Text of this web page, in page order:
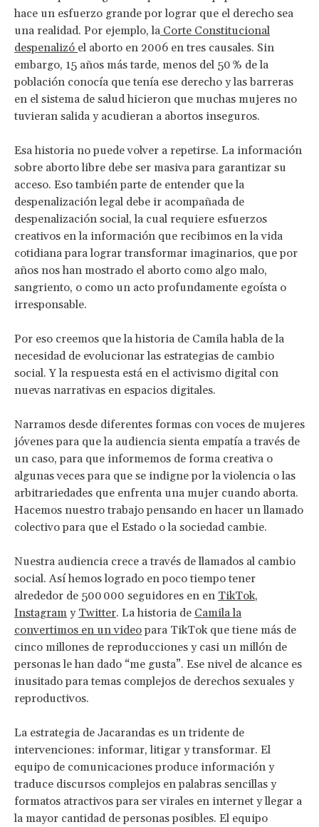
hace un esfuerzo grande por lograr que el derecho sea
una realidad. Por ejemplo, la Corte Constitucional
despenalizó el aborto en 2006 en tres causales. Sin
embargo, 15 años más tarde, menos del 50 % de la
población conocía que tenía ese derecho y las barreras
en el sistema de salud hicieron que muchas mujeres no
tuvieran salida y acudieran a abortos inseguros.
Esa historia no puede volver a repetirse. La información
sobre aborto libre debe ser masiva para garantizar su
acceso. Eso también parte de entender que la
despenalización legal debe ir acompañada de
despenalización social, la cual requiere esfuerzos
creativos en la información que recibimos en la vida
cotidiana para lograr transformar imaginarios, que por
años nos han mostrado el aborto como algo malo,
sangriento, o como un acto profundamente egoísta o
irresponsable.
Por eso creemos que la historia de Camila habla de la
necesidad de evolucionar las estrategias de cambio
social. Y la respuesta está en el activismo digital con
nuevas narrativas en espacios digitales.
Narramos desde diferentes formas con voces de mujeres
jóvenes para que la audiencia sienta empatía a través de
un caso, para que informemos de forma creativa o
algunas veces para que se indigne por la violencia o las
arbitrariedades que enfrenta una mujer cuando aborta.
Hacemos nuestro trabajo pensando en hacer un llamado
colectivo para que el Estado o la sociedad cambie.
Nuestra audiencia crece a través de llamados al cambio
social. Así hemos logrado en poco tiempo tener
alrededor de 500 000 seguidores en en TikTok,
Instagram y Twitter. La historia de Camila la
convertimos en un videopara TikTok que tiene más de
cinco millones de reproducciones y casi un millón de
personas le han dado “me gusta”. Ese nivel de alcance es
inusitado para temas complejos de derechos sexuales y
reproductivos.
La estrategia de Jacarandas es un tridente de
intervenciones: informar, litigar y transformar. El
equipo de comunicaciones produce información y
traduce discursos complejos en palabras sencillas y
formatos atractivos para ser virales en internet y llegar a
la mayor cantidad de personas posibles. El equipo